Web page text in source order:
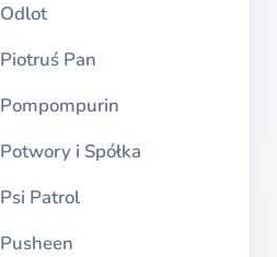
Odlot
Piotruś Pan
Pompompurin
Potwory i Spółka
Psi Patrol
Pusheen